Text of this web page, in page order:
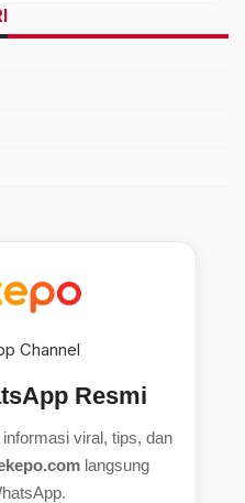
Resmi
viral, tips, dan
langsung